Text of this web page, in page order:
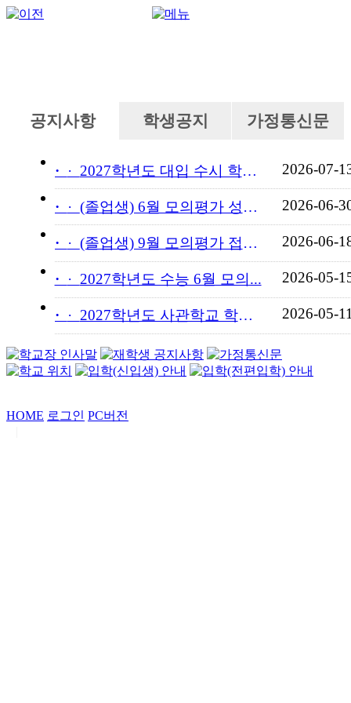
공지사항 학생공지 가정통신문
· 2027학년도 대입 수시 학교... 2026-07-
· (졸업생) 6월 모의평가 성적... 2026-06-
· (졸업생) 9월 모의평가 접수... 2026-06-
· 2027학년도 수능 6월 모의... 2026-05-
· 2027학년도 사관학교 학교장... 2026-05-
HOME 로그인 PC버전